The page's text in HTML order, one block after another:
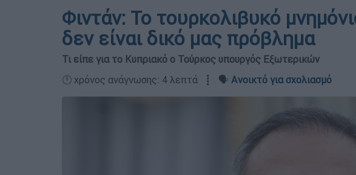
Φιντάν: Το τουρκολιβυκό
δεν είναι δικό μας πρόβλημα
Τι είπε για το Κυπριακό ο Τούρκος υπουργός Εξωτερικών
🕛 χρόνος ανάγνωσης: 4 λεπτά ┋ 🗣️ Ανοικτό για σχολιασμό